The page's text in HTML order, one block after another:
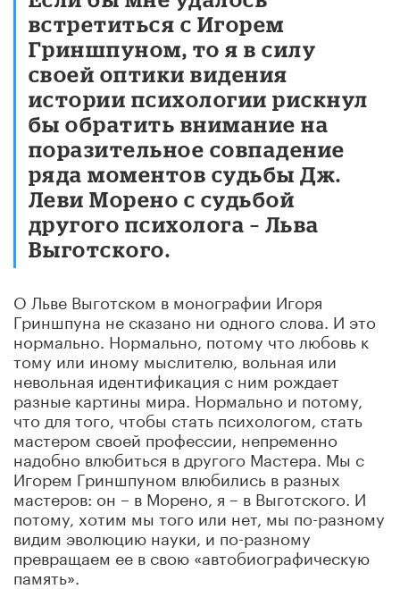
встретиться с Игорем
Гриншпуном, то я в силу
своей оптики видения
истории психологии рискнул
бы обратить внимание на
поразительное совпадение
ряда моментов судьбы Дж.
Леви Морено с судьбой
другого психолога – Льва
Выготского.
О Льве Выготском в монографии Игоря
Гриншпуна не сказано ни одного слова. И это
нормально. Нормально, потому что любовь к
тому или иному мыслителю, вольная или
невольная идентификация с ним рождает
разные картины мира. Нормально и потому,
что для того, чтобы стать психологом, стать
мастером своей профессии, непременно
надобно влюбиться в другого Мастера. Мы с
Игорем Гриншпуном влюбились в разных
мастеров: он – в Морено, я – в Выготского. И
потому, хотим мы того или нет, мы по-разному
видим эволюцию науки, и по-разному
превращаем ее в свою «автобиографическую
память».